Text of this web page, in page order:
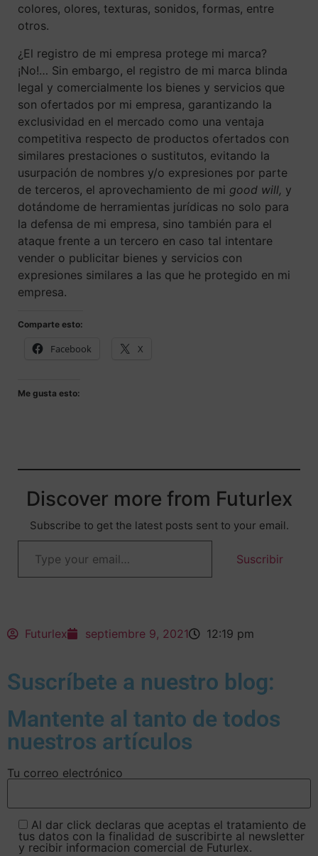
colores, olores, texturas, sonidos, formas, entre
otros.
¿El registro de mi empresa protege mi marca?
¡No!… Sin embargo, el registro de mi marca blinda
legal y comercialmente los bienes y servicios que
son ofertados por mi empresa, garantizando la
exclusividad en el mercado como una ventaja
competitiva respecto de productos ofertados con
similares prestaciones o sustitutos, evitando la
usurpación de nombres y/o expresiones por parte
de terceros, el aprovechamiento de mi good will, y
dotándome de herramientas jurídicas no solo para
la defensa de mi empresa, sino también para el
ataque frente a un tercero en caso tal intentare
vender o publicitar bienes y servicios con
expresiones similares a las que he protegido en mi
empresa.
Comparte esto:
Facebook X
Me gusta esto:
Discover more from Futurlex
Subscribe to get the latest posts sent to your email.
Suscribir
Futurlex septiembre 9, 2021 12:19 pm
Suscríbete a nuestro blog:
Mantente al tanto de todos
nuestros artículos
Tu correo electrónico
Al dar click declaras que aceptas el tratamiento de
tus datos con la finalidad de suscribirte al newsletter
y recibir informacion comercial de Futurlex.